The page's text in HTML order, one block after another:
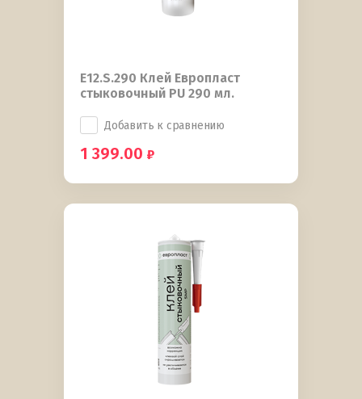
E12.S.290 Клей Европласт
стыковочный PU 290 мл.
Добавить к сравнению
1 399.00